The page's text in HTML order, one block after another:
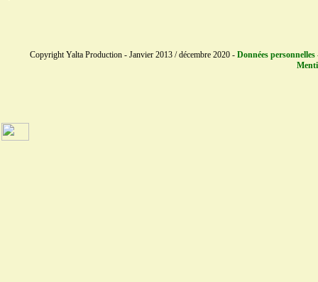
Copyright Yalta Production - Janvier 2013 / décembre 2020 - Données